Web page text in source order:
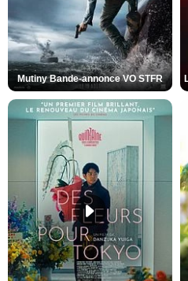
Mutiny Bande-annonce VO STFR